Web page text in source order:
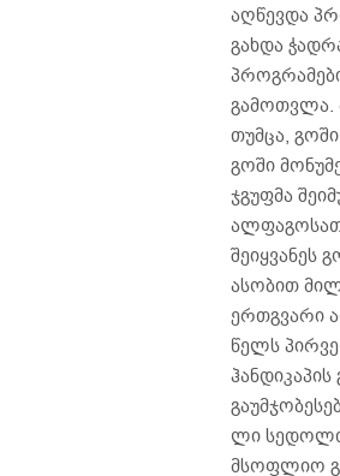
აღწევდა
გახდა
გამოთვლა.
თუმცა,
გოში
ჯგუფმა
შეიყვანეს
ასობით
ერთგვარი
წელს
ლი
მსოფლიო